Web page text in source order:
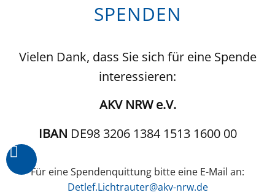
SPENDEN
Vielen Dank, dass Sie sich für eine Spende
interessieren:
AKV NRW e.V.
IBAN DE98 3206 1384 1513 1600 00
Für eine Spendenquittung bitte eine E-Mail an:
Detlef.Lichtrauter@akv-nrw.de